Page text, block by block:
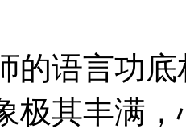
语言功底
极其丰满